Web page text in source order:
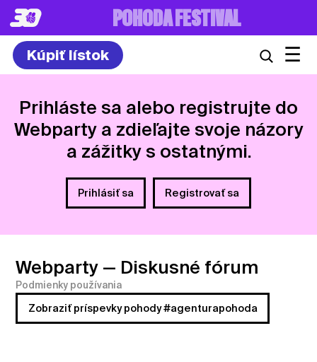
8. – 10.7.2027
Kúpiť lístok ☰
Prihláste sa alebo registrujte do
Webparty a zdieľajte svoje názory
a zážitky s ostatnými.
Prihlásiť sa Registrovať sa
Webparty — Diskusné fórum
Podmienky používania
Zobraziť príspevky pohody #agenturapohoda